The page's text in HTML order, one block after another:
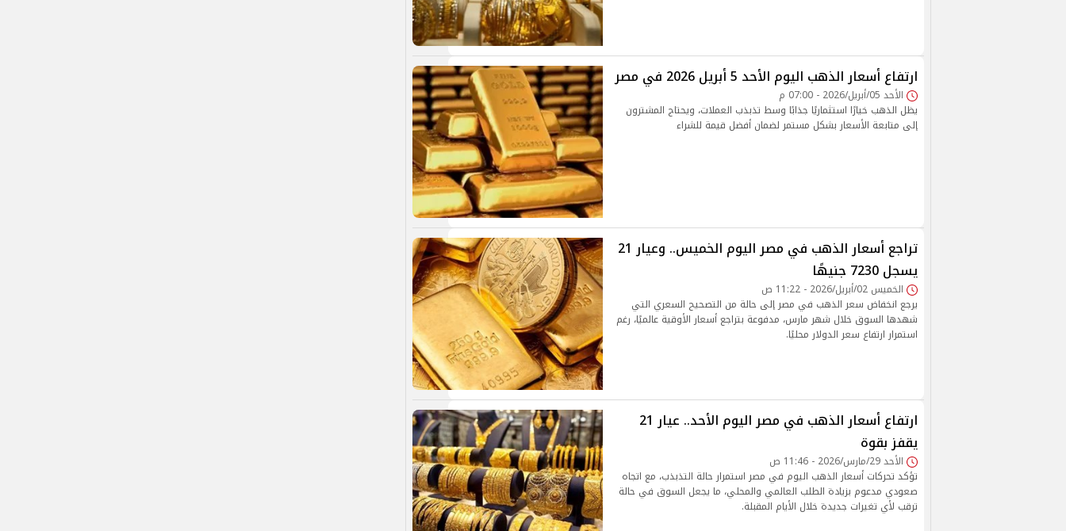
ارتفاع أسعار الذهب اليوم الأحد 5 أبريل 2026 في مصر
الأحد 05/أبريل/2026 - 07:00 م
يظل الذهب خيارًا استثماريًا جذابًا وسط تذبذب العملات، ويحتاج المشترون
إلى متابعة الأسعار بشكل مستمر لضمان أفضل قيمة للشراء
تراجع أسعار الذهب في مصر اليوم الخميس.. وعيار 21
يسجل 7230 جنيهًا
الخميس 02/أبريل/2026 - 11:22 ص
يرجع انخفاض سعر الذهب في مصر إلى حالة من التصحيح السعري التي
شهدها السوق خلال شهر مارس، مدفوعة بتراجع أسعار الأوقية عالميًا، رغم
استمرار ارتفاع سعر الدولار محليًا.
ارتفاع أسعار الذهب في مصر اليوم الأحد.. عيار 21
يقفز بقوة
الأحد 29/مارس/2026 - 11:46 ص
تؤكد تحركات أسعار الذهب اليوم في مصر استمرار حالة التذبذب، مع اتجاه
صعودي مدعوم بزيادة الطلب العالمي والمحلي، ما يجعل السوق في حالة
ترقب لأي تغيرات جديدة خلال الأيام المقبلة.